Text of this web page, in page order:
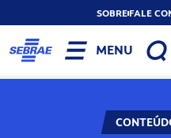
SOBREFALE
MENU